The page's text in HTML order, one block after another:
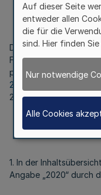
Die Verordnung über
Fachlehrerinnen und
pädagogischen
216
223) geändert worden
1. In der
Angabe „2020“ durch
Auf dieser Seite
entweder allen
die für die
sind. Hier finden
Nur notwendige
Alle Cookies